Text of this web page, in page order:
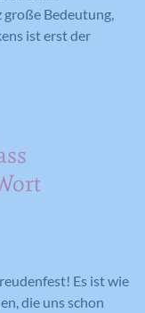
große Bedeutung,
ist erst der
Es ist wie
die uns schon